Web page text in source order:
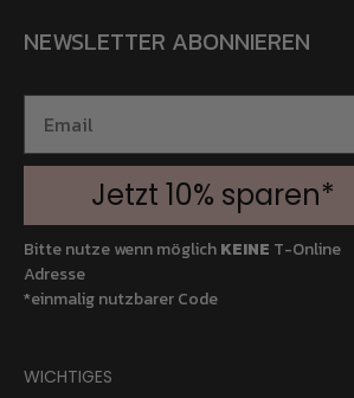
NEWSLETTER ABONNIEREN
Jetzt 10% sparen*
Bitte nutze wenn möglichKEINE T-Online
Adresse
*einmalig nutzbarer Code
WICHTIGES